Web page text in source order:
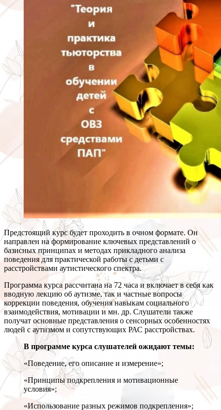
Предстоящий курс будет проходить в очном формате. Он
направлен на формирование ключевых представлений о
базисных принципах и методах прикладного анализа
поведения для практической работы с детьми с
расстройствами аутистического спектра.
Программа курса рассчитана на 72 часа и включает в себя как
вводную лекцию об аутизме, так и частные вопросы
коррекции поведения, обучения навыкам социального
взаимодействия, мотивации и мн. др. Слушатели также
получат основные представления о сенсорных особенностях
людей с аутизмом и сопутствующих РАС расстройствах.
В программе курса слушателей ожидают темы:
«Поведение, его описание и измерение»;
«Принципы подкрепления и мотивационные
условия»;
«Использование разных режимов подкрепления»;